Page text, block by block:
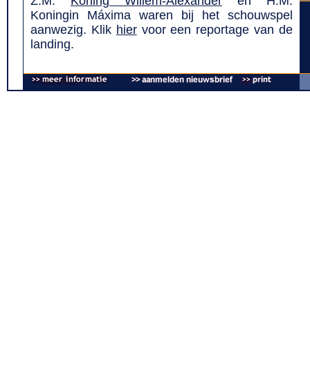
Koningin Máxima waren bij het schouwspel
aanwezig. Klik hiervoor een reportage van de
landing.